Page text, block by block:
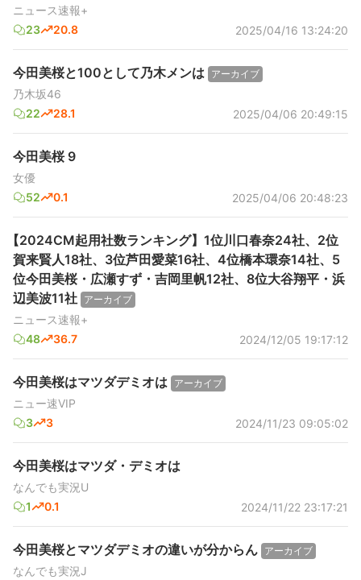
ニュース速報+
23
20.8 2025/04/16 13:24:20
今田美桜と100として乃木メンは アーカイブ
乃木坂46
22
28.1 2025/04/06 20:49:15
今田美桜 9
女優
52
0.1 2025/04/06 20:48:23
【2024CM起用社数ランキング】1位川口春奈24社、2位
賀来賢人18社、3位芦田愛菜16社、4位橋本環奈14社、5
位今田美桜・広瀬すず・吉岡里帆12社、8位大谷翔平・浜
辺美波11社 アーカイブ
ニュース速報+
48
36.7 2024/12/05 19:17:12
今田美桜はマツダデミオは アーカイブ
ニュー速VIP
3
3 2024/11/23 09:05:02
今田美桜はマツダ・デミオは
なんでも実況U
1
0.1 2024/11/22 23:17:21
今田美桜とマツダデミオの違いが分からん アーカイブ
なんでも実況J